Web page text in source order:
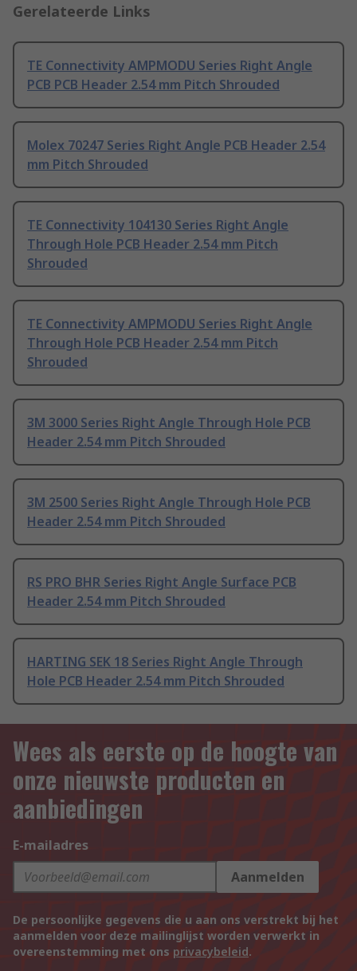
Gerelateerde Links
TE Connectivity AMPMODU Series Right Angle
PCB PCB Header 2.54 mm Pitch Shrouded
Molex 70247 Series Right Angle PCB Header 2.54
mm Pitch Shrouded
TE Connectivity 104130 Series Right Angle
Through Hole PCB Header 2.54 mm Pitch
Shrouded
TE Connectivity AMPMODU Series Right Angle
Through Hole PCB Header 2.54 mm Pitch
Shrouded
3M 3000 Series Right Angle Through Hole PCB
Header 2.54 mm Pitch Shrouded
3M 2500 Series Right Angle Through Hole PCB
Header 2.54 mm Pitch Shrouded
RS PRO BHR Series Right Angle Surface PCB
Header 2.54 mm Pitch Shrouded
HARTING SEK 18 Series Right Angle Through
Hole PCB Header 2.54 mm Pitch Shrouded
Wees als eerste op de hoogte van
onze nieuwste producten en
aanbiedingen
E-mailadres
Aanmelden
De persoonlijke gegevens die u aan ons verstrekt bij het
aanmelden voor deze mailinglijst worden verwerkt in
overeenstemming met ons privacybeleid.